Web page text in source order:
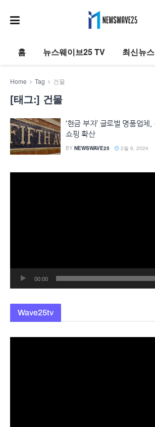
홈 뉴스웨이브25 TV 최신뉴스
Home Tag 건물
[태그:] 건물
‘현금 부자’ 글로벌 명품업
쇼핑 확산
BY NEWSWAVE25 2월 6, 2024
00:00
Wave25tv